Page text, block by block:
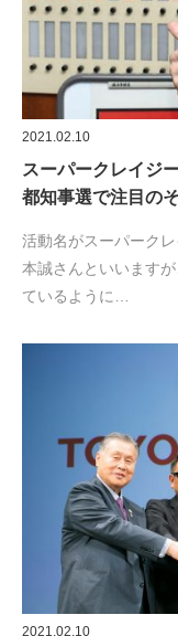
2021.02.10
スーパークレイジ
都知事選で注目の
活動名がスーパーク
本誠さんといいます
ているように…
2021.02.10